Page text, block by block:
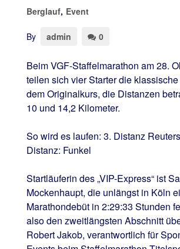
Berglauf, Event
By admin 0
Beim VGF-Staffelmarathon am 28.
teilen sich vier Starter die
dem Originalkurs, die Distanzen
10 und 14,2 Kilometer.
So wird es laufen: 3. Distanz
Distanz: Funkel
Startläuferin des „VIP-Express“ ist
Mockenhaupt, die unlängst in Köln
Marathondebüt in 2:29:33 Stunden
also den zweitlängsten Abschnitt
Robert Jakob, verantwortlich für